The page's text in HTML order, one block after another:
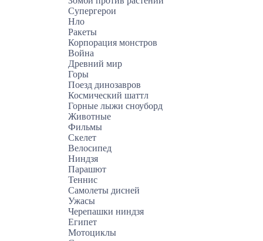
Супергерои
Нло
Ракеты
Корпорация монстров
Война
Древний мир
Горы
Поезд динозавров
Космический шаттл
Горные лыжи сноуборд
Животные
Фильмы
Скелет
Велосипед
Ниндзя
Парашют
Теннис
Самолеты дисней
Ужасы
Черепашки ниндзя
Египет
Мотоциклы